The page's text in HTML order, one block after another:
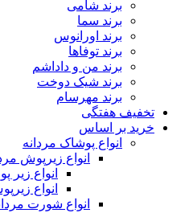
برند شامی
برند سما
برند اورانوس
برند توفاها
برند من و داداشم
برند شیک دوخت
برند مهرسام
تخفیف هفتگی
خرید بر اساس
انواع پوشاک مردانه
انواع زیرپوش
انواع
انواع
انواع شورت